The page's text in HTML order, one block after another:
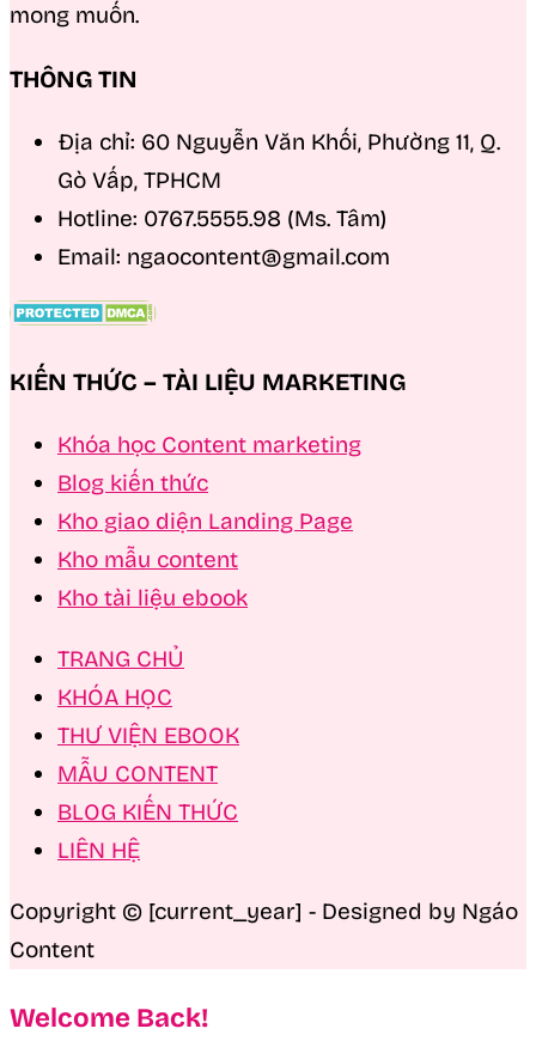
mong muốn.
THÔNG TIN
Địa chỉ: 60 Nguyễn Văn Khối, Phường 11, Q.
Gò Vấp, TPHCM
Hotline: 0767.5555.98 (Ms. Tâm)
Email: ngaocontent@gmail.com
KIẾN THỨC – TÀI LIỆU MARKETING
Khóa học Content marketing
Blog kiến thức
Kho giao diện Landing Page
Kho mẫu content
Kho tài liệu ebook
TRANG CHỦ
KHÓA HỌC
THƯ VIỆN EBOOK
MẪU CONTENT
BLOG KIẾN THỨC
LIÊN HỆ
Copyright © [current_year] - Designed by Ngáo
Content
Welcome Back!